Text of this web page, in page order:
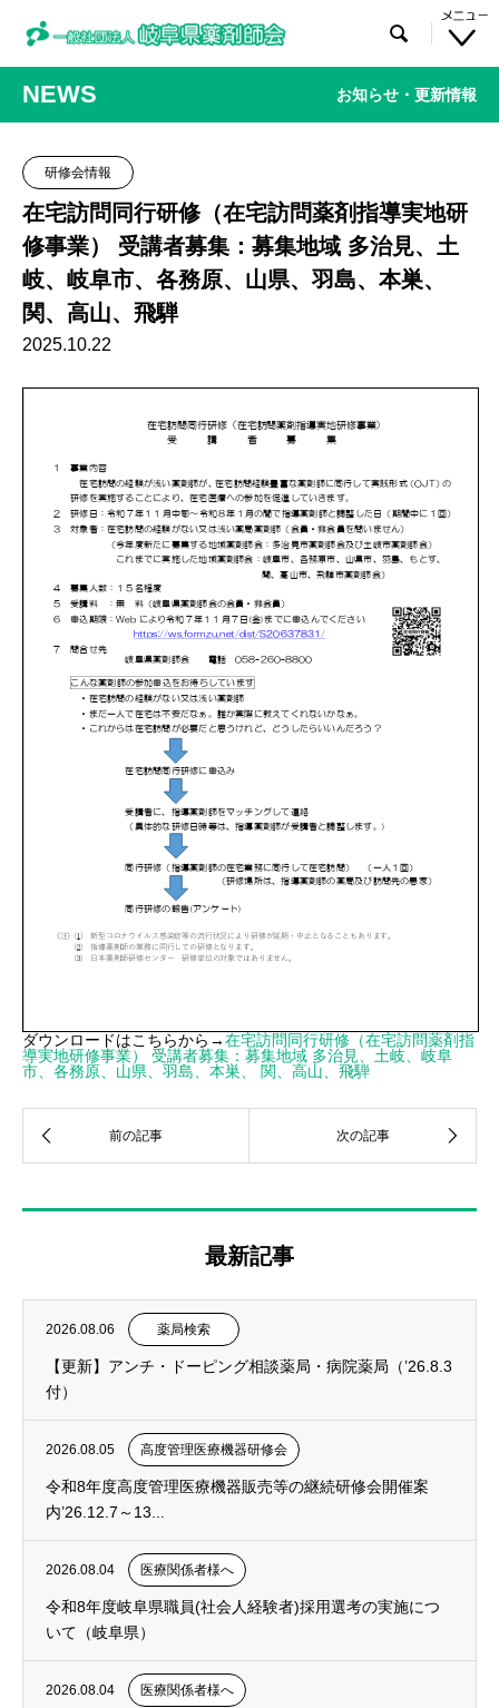

NEWS お知らせ・更新情報
研修会情報
在宅訪問同行研修（在宅訪問薬剤指導実地研
修事業） 受講者募集：募集地域 多治見、土
岐、岐阜市、各務原、山県、羽島、本巣、
関、高山、飛騨
2025.10.22
ダウンロードはこちらから→在宅訪問同行研修（在宅訪問薬剤指
導実地研修事業） 受講者募集：募集地域 多治見、土岐、岐阜
市、各務原、山県、羽島、本巣、 関、高山、飛騨
最新記事
2026.08.06 薬局検索
【更新】アンチ・ドーピング相談薬局・病院薬局（’26.8.3
付）
2026.08.05 高度管理医療機器研修会
令和8年度高度管理医療機器販売等の継続研修会開催案
内’26.12.7～13...
2026.08.04 医療関係者様へ
令和8年度岐阜県職員(社会人経験者)採用選考の実施につ
いて（岐阜県）
2026.08.04 医療関係者様へ